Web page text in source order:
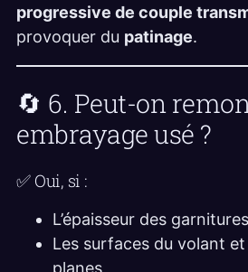
progressive de couple
provoquer du patinage.
🔄 6. Peut-on
embrayage usé ?
✅ Oui, si :
L’épaisseur des
Les surfaces du volant